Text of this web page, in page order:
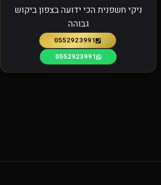
ניקי חשפנית הכי ידועה בצפון ביקוש
גבוהה
0552923991
0552923991